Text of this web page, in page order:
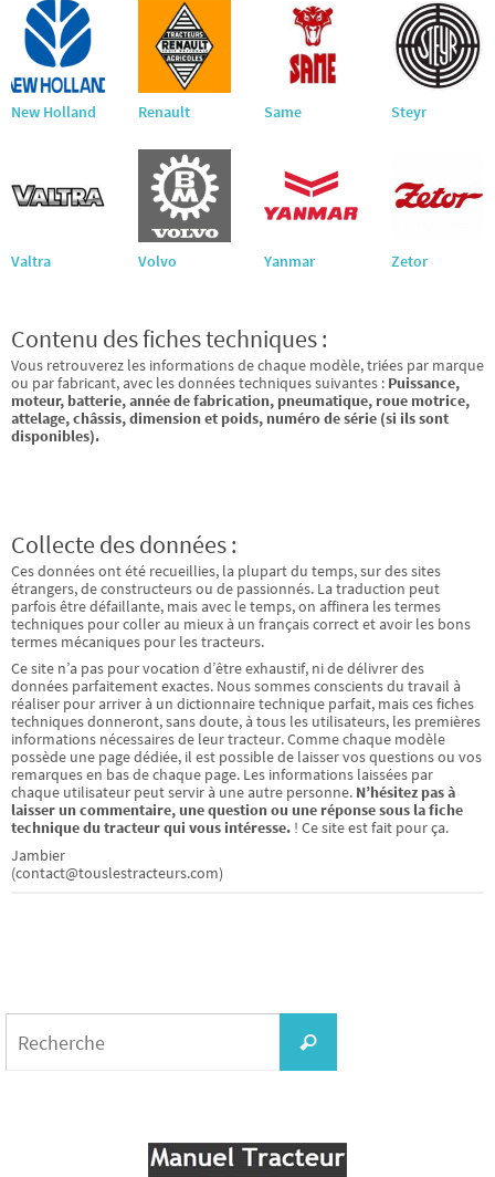
New Holland Renault Same Steyr
Valtra Volvo Yanmar Zetor
Contenu des fiches techniques :
Vous retrouverez les informations de chaque modèle, triées par marque
ou par fabricant, avec les données techniques suivantes : Puissance,
moteur, batterie, année de fabrication, pneumatique, roue motrice,
attelage, châssis, dimension et poids, numéro de série (si ils sont
disponibles).
Collecte des données :
Ces données ont été recueillies, la plupart du temps, sur des sites
étrangers, de constructeurs ou de passionnés. La traduction peut
parfois être défaillante, mais avec le temps, on affinera les termes
techniques pour coller au mieux à un français correct et avoir les bons
termes mécaniques pour les tracteurs.
Ce site n’a pas pour vocation d’être exhaustif, ni de délivrer des
données parfaitement exactes. Nous sommes conscients du travail à
réaliser pour arriver à un dictionnaire technique parfait, mais ces fiches
techniques donneront, sans doute, à tous les utilisateurs, les premières
informations nécessaires de leur tracteur. Comme chaque modèle
possède une page dédiée, il est possible de laisser vos questions ou vos
remarques en bas de chaque page. Les informations laissées par
chaque utilisateur peut servir à une autre personne. N’hésitez pas à
laisser un commentaire, une question ou une réponse sous la fiche
technique du tracteur qui vous intéresse. ! Ce site est fait pour ça.
Jambier
(contact@touslestracteurs.com)
Recherche